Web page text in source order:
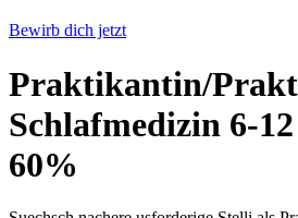
Bewirb dich jetzt
Praktikantin/​
Schlafmedizin 6-
60%